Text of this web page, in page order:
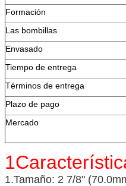
Formación
Las bombillas
Envasado
Tiempo de entrega
Términos de entrega
Plazo de pago
Mercado
1.Tamaño: 2 7/8"